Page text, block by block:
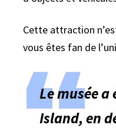
Cette attraction
vous êtes fan de
Le musée
Island, en